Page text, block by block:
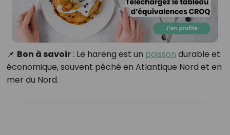
📌 Bon à savoir: Le hareng est un poisson durable et
économique, souvent pêché en Atlantique Nord et en
mer du Nord.